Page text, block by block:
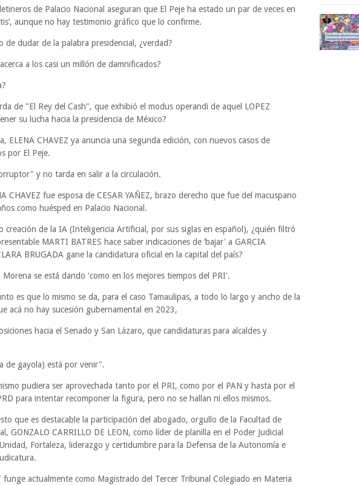
de Palacio Nacional aseguran que El Peje ha estado un par de veces en
aunque no hay testimonio gráfico que lo confirme.
de dudar de la palabra presidencial, ¿verdad?
a los casi un millón de damnificados?
de "El Rey del Cash", que exhibió el modus operandi de aquel LOPEZ
su lucha hacia la presidencia de México?
ELENA CHAVEZ ya anuncia una segunda edición, con nuevos casos de
por El Peje.
y no tarda en salir a la circulación.
CHAVEZ fue esposa de CESAR YAÑEZ, brazo derecho que fue del macuspano
como huésped en Palacio Nacional.
creación de la IA (Inteligencia Artificial, por sus siglas en español), ¿quién filtró
MARTI BATRES hace saber indicaciones de ‘bajar' a GARCIA
BRUGADA gane la candidatura oficial en la capital del país?
se está dando 'como en los mejores tiempos del PRI'.
es que lo mismo se da, para el caso Tamaulipas, a todo lo largo y ancho de la
acá no hay sucesión gubernamental en 2023,
hacia el Senado y San Lázaro, que candidaturas para alcaldes y
de gayola) está por venir".
pudiera ser aprovechada tanto por el PRI, como por el PAN y hasta por el
para intentar recomponer la figura, pero no se hallan ni ellos mismos.
que es destacable la participación del abogado, orgullo de la Facultad de
GONZALO CARRILLO DE LEON, como líder de planilla en el Poder Judicial
Fortaleza, liderazgo y certidumbre para la Defensa de la Autonomía e
funge actualmente como Magistrado del Tercer Tribunal Colegiado en Materia